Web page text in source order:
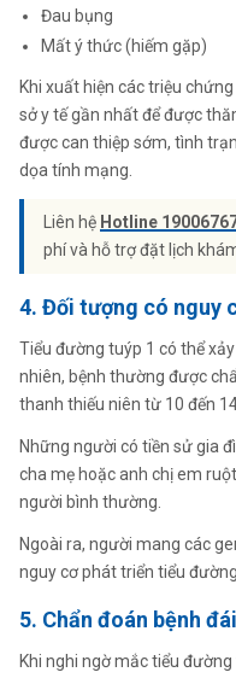
Đau bụng
Mất ý thức (hiếm gặp)
Khi xuất hiện các triệu
sở y tế gần nhất để được
được can thiệp sớm, tình
dọa tính mạng.
Liên hệ Hotline
phí và hỗ trợ đặt lịch
4. Đối tượng có nguy
Tiểu đường tuýp 1 có thể
nhiên, bệnh thường được
thanh thiếu niên từ 10 đến
Những người có tiền sử gia
cha mẹ hoặc anh chị em
người bình thường.
Ngoài ra, người mang các
nguy cơ phát triển tiểu
5. Chẩn đoán bệnh
Khi nghi ngờ mắc tiểu